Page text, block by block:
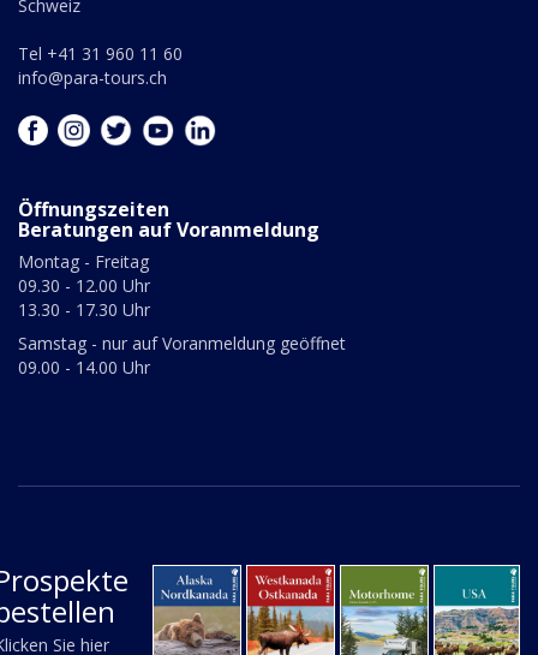
Schweiz
Tel +41 31 960 11 60
info@para-tours.ch
Öffnungszeiten
Beratungen auf Voranmeldung
Montag - Freitag
09.30 - 12.00 Uhr
13.30 - 17.30 Uhr
Samstag - nur auf Voranmeldung geöffnet
09.00 - 14.00 Uhr
Sie hier